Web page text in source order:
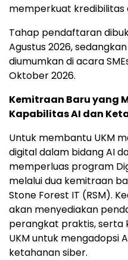
memperkuat kredibilitas
Tahap pendaftaran
Agustus 2026,
diumumkan di acara
Oktober 2026.
Kemitraan Baru yang
Kapabilitas AI dan
Untuk membantu UKM
digital dalam bidang AI
memperluas program
melalui dua kemitraan
Stone Forest IT (RSM).
akan menyediakan
perangkat praktis, serta
UKM untuk mengadopsi
ketahanan siber.